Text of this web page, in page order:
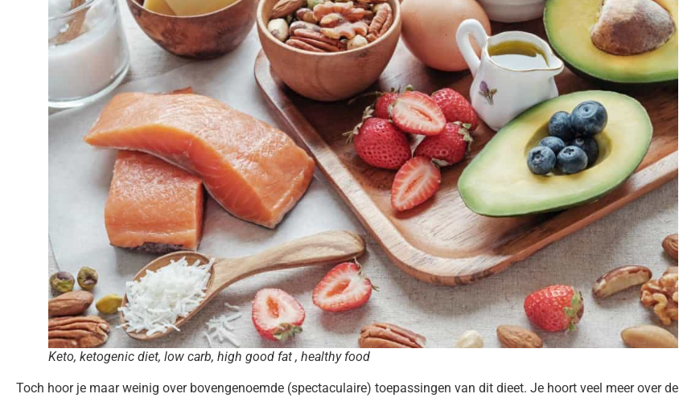
Keto, ketogenic diet, low carb, high good fat , healthy food
Toch hoor je maar weinig over bovengenoemde (spectaculaire) toepassingen van dit dieet. Je hoort veel meer over de